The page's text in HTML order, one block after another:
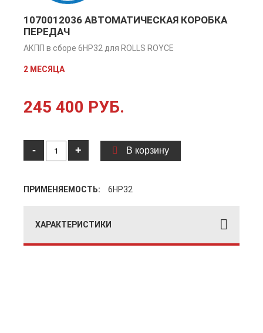
1070012036 АВТОМАТИЧЕСКАЯ КОРОБКА
ПЕРЕДАЧ
АКПП в сборе 6HP32 для ROLLS ROYCE
2 МЕСЯЦА
245 400 РУБ.
- + В корзину
ПРИМЕНЯЕМОСТЬ: 6HP32
ХАРАКТЕРИСТИКИ